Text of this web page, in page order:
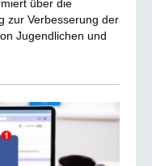
über die
zur Verbesserung der
Jugendlichen und